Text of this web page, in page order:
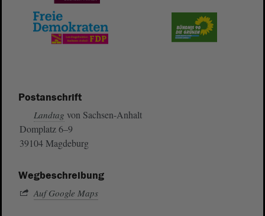
Postanschrift
Landtag von Sachsen-Anhalt
Domplatz 6–9
39104 Magdeburg
Wegbeschreibung
Auf Google Maps